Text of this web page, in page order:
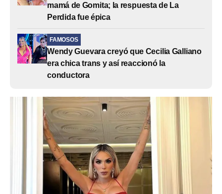
mamá de Gomita; la respuesta de La
Perdida fue épica
FAMOSOS
Wendy Guevara creyó que Cecilia Galliano
era chica trans y así reaccionó la
conductora